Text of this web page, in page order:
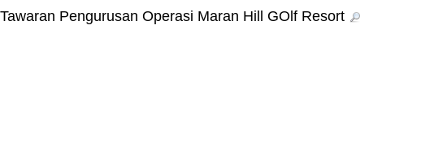
Tawaran Pengurusan Operasi Maran Hill GOlf Resort